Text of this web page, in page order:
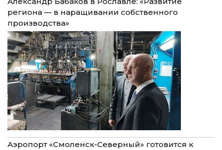
региона — в наращивании собственного
производства»
Аэропорт «Смоленск-Северный» готовится к